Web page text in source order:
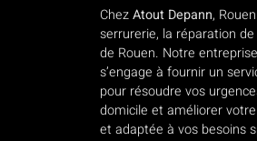
ChezAtout Depann,
serrurerie, la réparation
de Rouen. Notre
s’engage à fournir un
pour résoudre vos
domicile et améliorer
et adaptée à vos besoins